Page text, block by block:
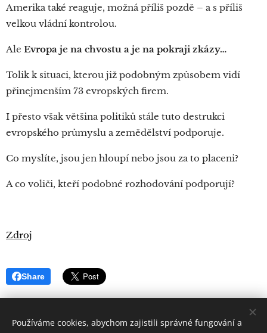
Amerika také reaguje, možná příliš pozdě – a s příliš
velkou vládní kontrolou.
Ale Evropa je na chvostu a je na pokraji zkázy…
Tolik k situaci, kterou již podobným způsobem vidí
přinejmenším 73 evropských firem.
I přesto však většina politiků stále tuto destrukci
evropského průmyslu a zemědělství podporuje.
Co myslíte, jsou jen hloupí nebo jsou za to placeni?
A co voliči, kteří podobné rozhodování podporují?
Zdroj
Share
Používáme cookies, abychom zajistili správné fungování a